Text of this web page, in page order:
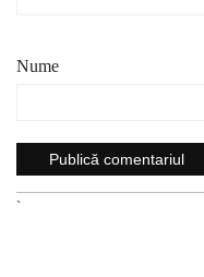
Nume
`